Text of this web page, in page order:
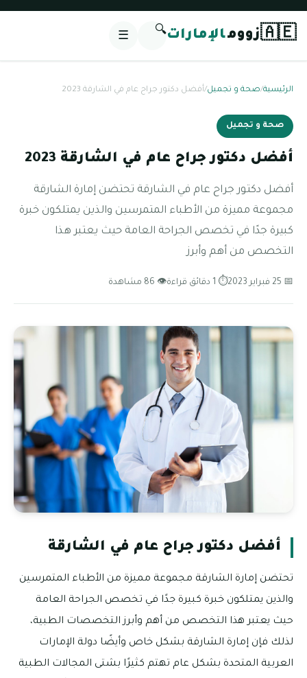
🇦🇪زوومالإمارات🔍
☰
الرئيسية/صحة و تجميل/أفضل دكتور جراح عام في الشارقة 2023
صحة و تجميل
أفضل دكتور جراح عام في الشارقة 2023
أفضل دكتور جراح عام في الشارقة تحتضن إمارة الشارقة
مجموعة مميزة من الأطباء المتمرسين والذين يمتلكون خبرة
كبيرة جدًا في تخصص الجراحة العامة حيث يعتبر هذا
التخصص من أهم وأبرز
📅 25 فبراير 2023 ⏱ 1 دقائق قراءة 👁 86 مشاهدة
أفضل دكتور جراح عام في الشارقة
تحتضن إمارة الشارقة مجموعة مميزة من الأطباء المتمرسين
والذين يمتلكون خبرة كبيرة جدًا في تخصص الجراحة العامة
حيث يعتبر هذا التخصص من أهم وأبرز التخصصات الطبية،
لذلك فإن إمارة الشارقة بشكل خاص وأيضًا دولة الإمارات
العربية المتحدة بشكل عام تهتم كثيرًا بشتى المجالات الطبية